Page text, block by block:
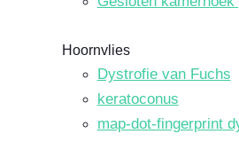
Hoornvlies
Dystrofie van Fuchs
keratoconus
map-dot-fingerprint